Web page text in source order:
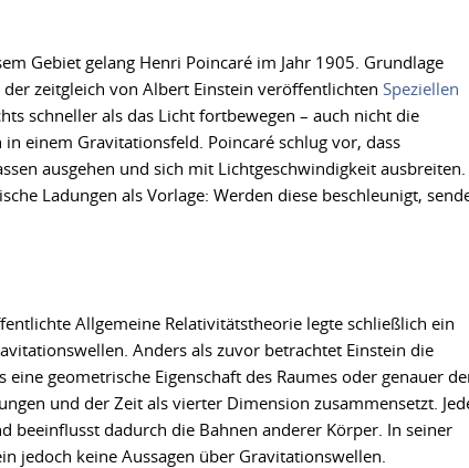
Gebiet gelang Henri Poincaré im Jahr 1905. Grundlage
zeitgleich von Albert Einstein veröffentlichten Speziellen
schneller als das Licht fortbewegen – auch nicht die
einem Gravitationsfeld. Poincaré schlug vor, dass
ausgehen und sich mit Lichtgeschwindigkeit ausbreiten.
Ladungen als Vorlage: Werden diese beschleunigt,
Allgemeine Relativitätstheorie legte schließlich ein
Anders als zuvor betrachtet Einstein die
eine geometrische Eigenschaft des Raumes oder genauer
und der Zeit als vierter Dimension zusammensetzt.
beeinflusst dadurch die Bahnen anderer Körper. In seiner
jedoch keine Aussagen über Gravitationswellen.